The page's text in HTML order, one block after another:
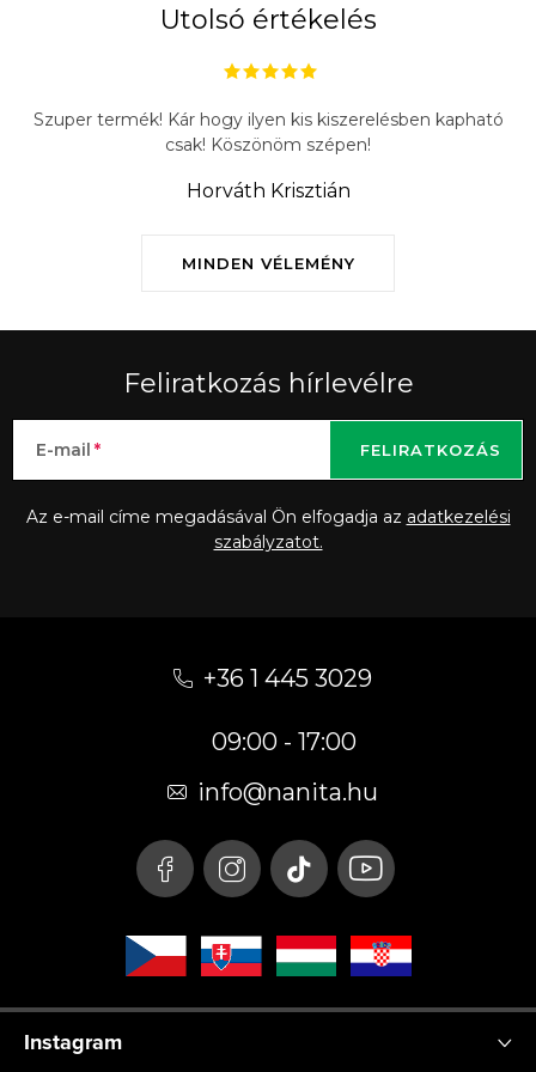
Utolsó értékelés
MINDEN VÉLEMÉNY
Szuper termék! Kár hogy ilyen kis kiszerelésben kapható
csak! Köszönöm szépen!
Horváth Krisztián
Feliratkozás hírlevélre
E-mail
Az e-mail címe megadásával Ön elfogadja az adatkezelési
szabályzatot.
FELIRATKOZÁS
+36 1 445 3029
09:00 - 17:00
info@nanita.hu
Instagram